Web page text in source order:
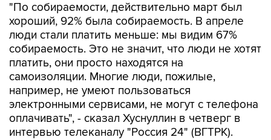
"По собираемости, действительно март был
хороший, 92% была собираемость. В апреле
люди стали платить меньше: мы видим 67%
собираемость. Это не значит, что люди не хотят
платить, они просто находятся на
самоизоляции. Многие люди, пожилые,
например, не умеют пользоваться
электронными сервисами, не могут с телефона
оплачивать", - сказал Хуснуллин в четверг в
интервью телеканалу "Россия 24" (ВГТРК).